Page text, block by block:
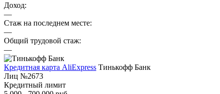
Доход:
—
Стаж на последнем месте:
—
Общий трудовой стаж:
—
Кредитная карта AliExpress Тинькофф Банк
Лиц №2673
Кредитный лимит